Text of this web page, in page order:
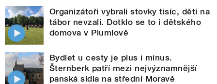
Organizátoři vybrali stovky tisíc, děti na
tábor nevzali. Dotklo se to i dětského
domova v Plumlově
Bydlet u cesty je plus i mínus.
Šternberk patří mezi nejvýznamnější
panská sídla na střední Moravě